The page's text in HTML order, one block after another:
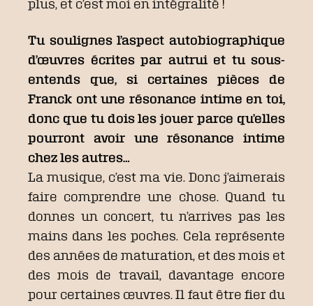
plus, et c’est moi en intégralité !
Tu soulignes l’aspect autobiographique
d’œuvres écrites par autrui et tu sous-
entends que, si certaines pièces de
Franck ont une résonance intime en toi,
donc que tu dois les jouer parce qu’elles
pourront avoir une résonance intime
chez les autres…
La musique, c’est ma vie. Donc j’aimerais
faire comprendre une chose. Quand tu
donnes un concert, tu n’arrives pas les
mains dans les poches. Cela représente
des années de maturation, et des mois et
des mois de travail, davantage encore
pour certaines œuvres. Il faut être fier du